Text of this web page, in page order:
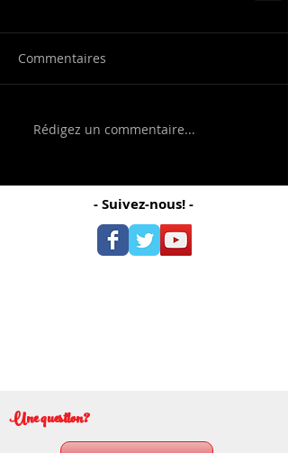
Commentaires
Rédigez un commentaire...
- Suivez-nous! -
Une question?